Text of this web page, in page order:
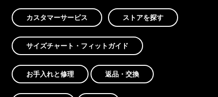
カスタマーサービス ストアを探す
サイズチャート・フィットガイド
お手入れと修理 返品・交換